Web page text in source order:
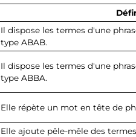
Il dispose les termes d'une
type ABAB.
Il dispose les termes d'une
type ABBA.
Elle répète un mot en tête de
Elle ajoute pêle-mêle des